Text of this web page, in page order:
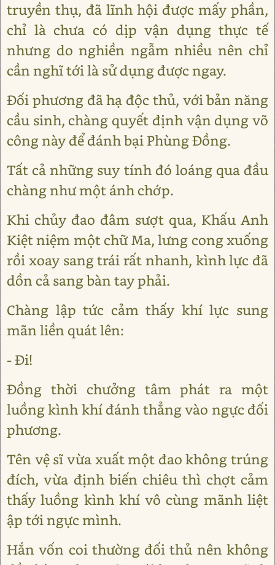
truyền thụ, đã lĩnh hội được mấy phần,
chỉ là chưa có dịp vận dụng thực tế
nhưng do nghiền ngẫm nhiều nên chỉ
cần nghĩ tới là sử dụng được ngay.
Đối phương đã hạ độc thủ, với bản năng
cầu sinh, chàng quyết định vận dụng võ
công này để đánh bại Phùng Đồng.
Tất cả những suy tính đó loáng qua đầu
chàng như một ánh chớp.
Khi chủy đao đâm sượt qua, Khấu Anh
Kiệt niệm một chữ Ma, lưng cong xuống
rồi xoay sang trái rất nhanh, kình lực đã
dồn cả sang bàn tay phải.
Chàng lập tức cảm thấy khí lực sung
mãn liền quát lên:
- Đi!
Đồng thời chưởng tâm phát ra một
luồng kình khí đánh thẳng vào ngực đối
phương.
Tên vệ sĩ vừa xuất một đao không trúng
đích, vừa định biến chiêu thì chợt cảm
thấy luồng kình khí vô cùng mãnh liệt
ập tới ngực mình.
Hắn vốn coi thường đối thủ nên không